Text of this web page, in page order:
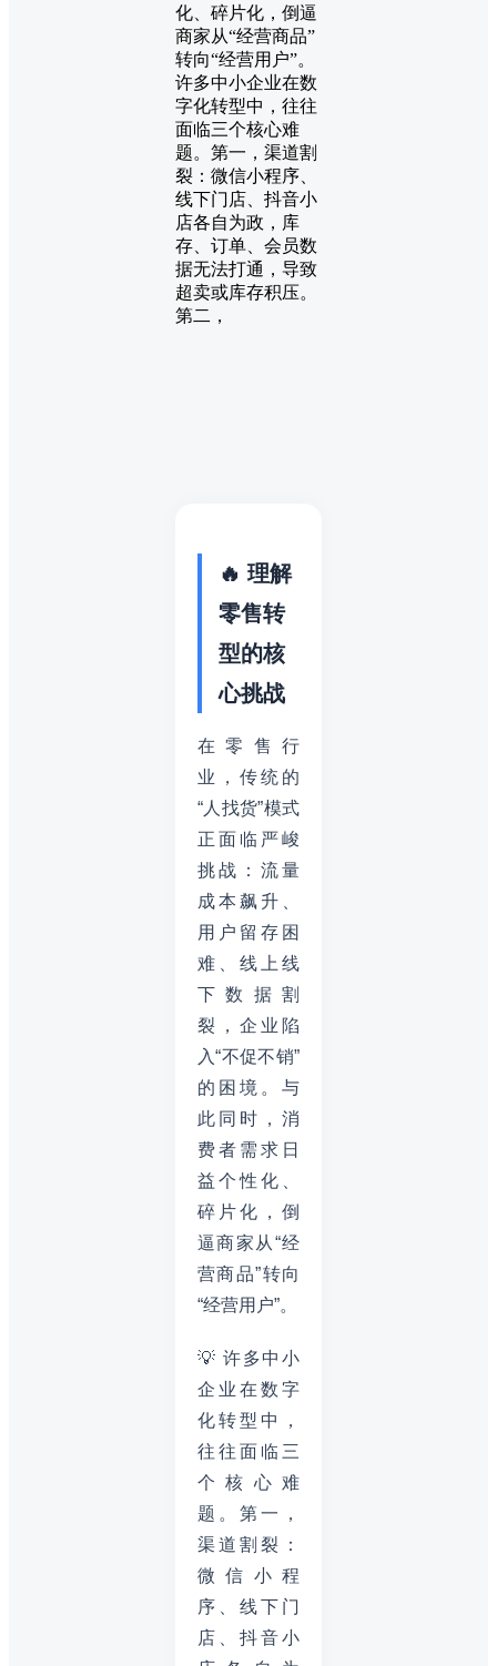
化、碎片化，倒逼
商家从“经营商品”
转向“经营用户”。
许多中小企业在数
字化转型中，往往
面临三个核心难
题。第一，渠道割
裂：微信小程序、
线下门店、抖音小
店各自为政，库
存、订单、会员数
据无法打通，导致
超卖或库存积压。
第二，
🔥 理解
零售转
型的核
心挑战
在零售行
业，传统的
“人找货”模式
正面临严峻
挑战：流量
成本飙升、
用户留存困
难、线上线
下数据割
裂，企业陷
入“不促不销”
的困境。与
此同时，消
费者需求日
益个性化、
碎片化，倒
逼商家从“经
营商品”转向
“经营用户”。
💡 许多中小
企业在数字
化转型中，
往往面临三
个核心难
题。第一，
渠道割裂：
微信小程
序、线下门
店、抖音小